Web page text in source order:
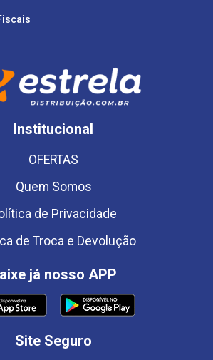
Institucional
OFERTAS
Quem Somos
de Privacidade
de Troca e Devolução
já nosso APP
Site Seguro